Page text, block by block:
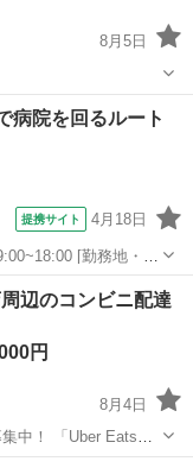
8月5日
病院を回るルート
提携サイト 4月18日
ールエル 大分フロ
30分 ...
辺のコンビニ配達
円
8月4日
中！ 「Uber Eats」
お仕事するスタイル